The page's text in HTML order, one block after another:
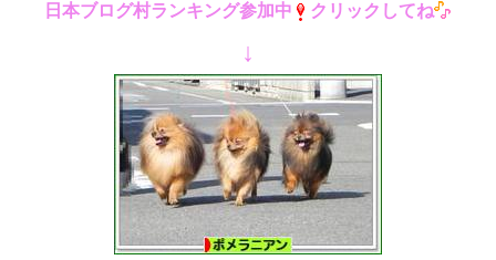
日本ブログ村ランキング参加中 クリックしてね
↓